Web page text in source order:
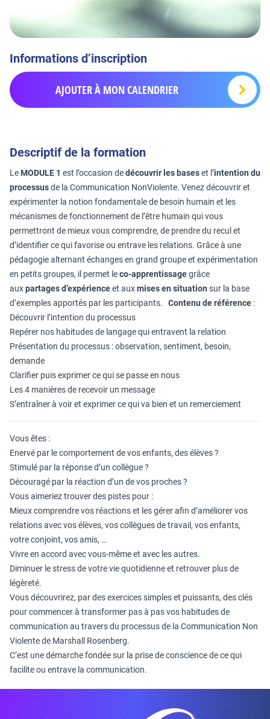
Informations d’inscription
AJOUTER À MON CALENDRIER
Descriptif de la formation
Le MODULE 1 est l’occasion dedécouvrir les baseset l’intention du
processusde la Communication NonViolente. Venez découvrir et
expérimenter la notion fondamentale de besoin humain et les
mécanismes de fonctionnement de l’être humain qui vous
permettront de mieux vous comprendre, de prendre du recul et
d’identifier ce qui favorise ou entrave les relations. Grâce à une
pédagogie alternant échanges en grand groupe et expérimentation
en petits groupes, il permet leco-apprentissagegrâce
auxpartages d’expérienceet auxmises en situation sur la base
d’exemples apportés par les participants. Contenu de référence :
Découvrir l’intention du processus
Repérer nos habitudes de langage qui entravent la relation
Présentation du processus : observation, sentiment, besoin,
demande
Clarifier puis exprimer ce qui se passe en nous
Les 4 manières de recevoir un message
S’entraîner à voir et exprimer ce qui va bien et un remerciement
Vous êtes :
Enervé par le comportement de vos enfants, des élèves ?
Stimulé par la réponse d’un collègue ?
Découragé par la réaction d’un de vos proches ?
Vous aimeriez trouver des pistes pour :
Mieux comprendre vos réactions et les gérer afin d’améliorer vos
relations avec vos élèves, vos collègues de travail, vos enfants,
votre conjoint, vos amis, …
Vivre en accord avec vous-même et avec les autres.
Diminuer le stress de votre vie quotidienne et retrouver plus de
légèreté.
Vous découvrirez, par des exercices simples et puissants, des clés
pour commencer à transformer pas à pas vos habitudes de
communication au travers du processus de la Communication Non
Violente de Marshall Rosenberg.
C’est une démarche fondée sur la prise de conscience de ce qui
facilite ou entrave la communication.